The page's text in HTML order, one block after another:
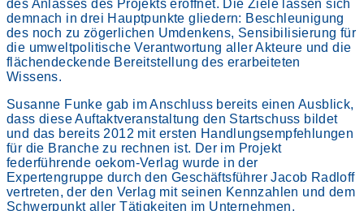
des Anlasses des Projekts eröffnet. Die Ziele lassen sich
demnach in drei Hauptpunkte gliedern: Beschleunigung
des noch zu zögerlichen Umdenkens, Sensibilisierung für
die umweltpolitische Verantwortung aller Akteure und die
flächendeckende Bereitstellung des erarbeiteten
Wissens.
Susanne Funke gab im Anschluss bereits einen Ausblick,
dass diese Auftaktveranstaltung den Startschuss bildet
und das bereits 2012 mit ersten Handlungsempfehlungen
für die Branche zu rechnen ist. Der im Projekt
federführende oekom-Verlag wurde in der
Expertengruppe durch den Geschäftsführer Jacob Radloff
vertreten, der den Verlag mit seinen Kennzahlen und dem
Schwerpunkt aller Tätigkeiten im Unternehmen,